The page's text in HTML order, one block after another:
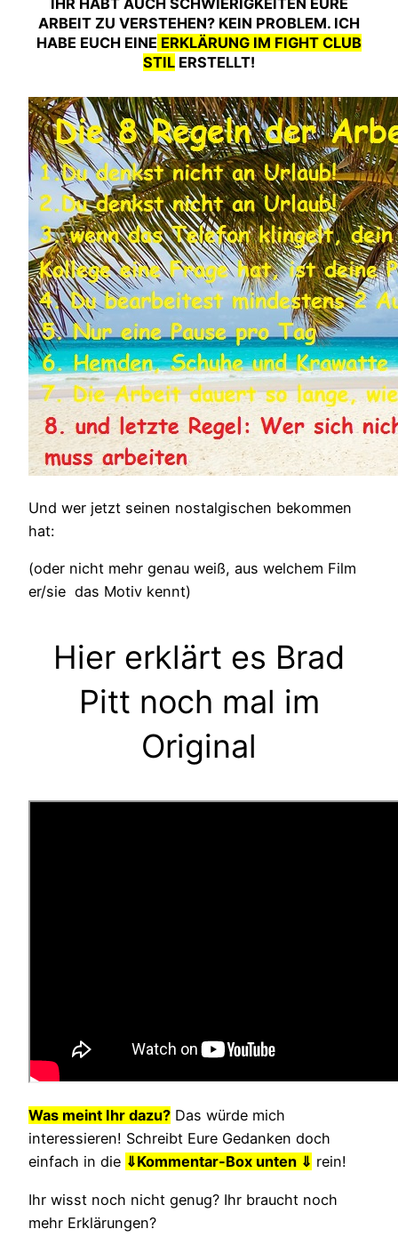
IHR HABT AUCH SCHWIERIGKEITEN EURE
ARBEIT ZU VERSTEHEN? KEIN PROBLEM. ICH
HABE EUCH EINE ERKLÄRUNG IM FIGHT CLUB
STIL ERSTELLT!
Und wer jetzt seinen nostalgischen bekommen
hat:
(oder nicht mehr genau weiß, aus welchem Film
er/sie das Motiv kennt)
Hier erklärt es Brad
Pitt noch mal im
Original
Was meint Ihr dazu? Das würde mich
interessieren! Schreibt Eure Gedanken doch
einfach in die ⇓Kommentar-Box unten ⇓ rein!
Ihr wisst noch nicht genug? Ihr braucht noch
mehr Erklärungen?